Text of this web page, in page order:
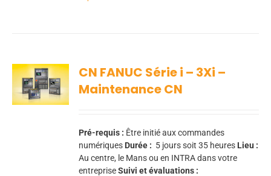
CN FANUC Série i – 3Xi –
Maintenance CN
Pré-requis : Être initié aux commandes
numériques Durée : 5 jours soit 35 heures Lieu :
Au centre, le Mans ou en INTRA dans votre
entrepriseSuivi et évaluations :